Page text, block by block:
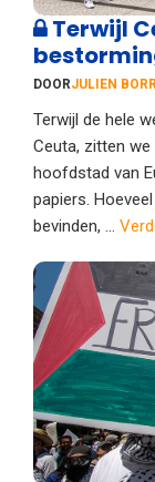
Terwijl
DOORJULIEN
Terwijl de hele
Ceuta, zitten
hoofdstad van
papiers.
bevinden, ...